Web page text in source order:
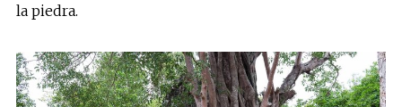
la piedra.